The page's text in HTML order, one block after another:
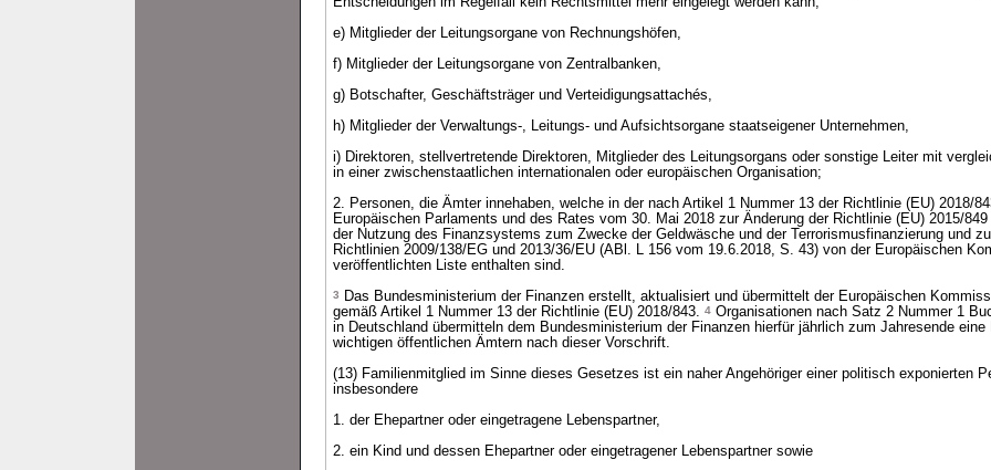
e) Mitglieder der Leitungsorgane von Rechnungshöfen,
f) Mitglieder der Leitungsorgane von Zentralbanken,
g) Botschafter, Geschäftsträger und Verteidigungsattachés,
h) Mitglieder der Verwaltungs-, Leitungs- und Aufsichtsorgane staatseigener Unternehmen,
i) Direktoren, stellvertretende Direktoren, Mitglieder des Leitungsorgans oder sonstige Leiter mit
in einer zwischenstaatlichen internationalen oder europäischen Organisation;
2. Personen, die Ämter innehaben, welche in der nach Artikel 1 Nummer 13 der Richtlinie (EU) 2018/
Europäischen Parlaments und des Rates vom 30. Mai 2018 zur Änderung der Richtlinie (EU) 2015/849
der Nutzung des Finanzsystems zum Zwecke der Geldwäsche und der Terrorismusfinanzierung und
Richtlinien 2009/138/EG und 2013/36/EU (ABl. L 156 vom 19.6.2018, S. 43) von der Europäischen
veröffentlichten Liste enthalten sind.
3
Das Bundesministerium der Finanzen erstellt, aktualisiert und übermittelt der Europäischen
gemäß Artikel 1 Nummer 13 der Richtlinie (EU) 2018/843. 4 Organisationen nach Satz 2 Nummer 1
in Deutschland übermitteln dem Bundesministerium der Finanzen hierfür jährlich zum Jahresende eine
wichtigen öffentlichen Ämtern nach dieser Vorschrift.
(13) Familienmitglied im Sinne dieses Gesetzes ist ein naher Angehöriger einer politisch exponierten
insbesondere
1. der Ehepartner oder eingetragene Lebenspartner,
2. ein Kind und dessen Ehepartner oder eingetragener Lebenspartner sowie